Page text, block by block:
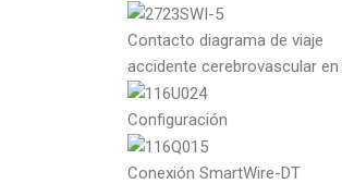
Contacto diagrama de viaje
accidente cerebrovascular
Configuración
Conexión SmartWire-DT